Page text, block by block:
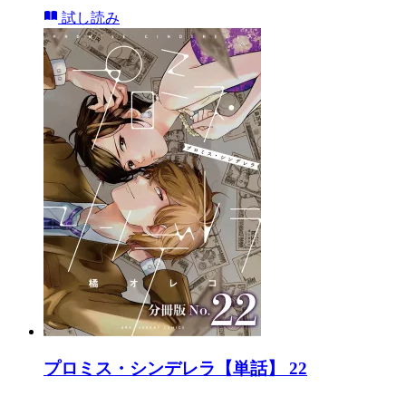
試し読み
プロミス・シンデレラ【単話】 22